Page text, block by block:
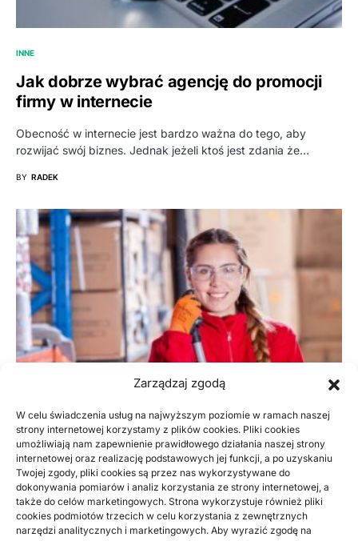
Zarządzaj zgodą
W celu świadczenia usług na najwyższym poziomie w ramach naszej
strony internetowej korzystamy z plików cookies. Pliki cookies
umożliwiają nam zapewnienie prawidłowego działania naszej strony
internetowej oraz realizację podstawowych jej funkcji, a po uzyskaniu
Twojej zgody, pliki cookies są przez nas wykorzystywane do
dokonywania pomiarów i analiz korzystania ze strony internetowej, a
także do celów marketingowych. Strona wykorzystuje również pliki
cookies podmiotów trzecich w celu korzystania z zewnętrznych
narzędzi analitycznych i marketingowych. Aby wyrazić zgodę na
INNE
Jak dobrze wybrać agencję do promocji
firmy w internecie
Obecność w internecie jest bardzo ważna do tego, aby
rozwijać swój biznes. Jednak jeżeli ktoś jest zdania że…
BY RADEK
INNE
Odzież robocza dla pracowników – jak
kupić odpowiednią
Obecnie jest dużo zawodów, które wymagają